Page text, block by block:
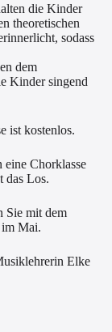
die Kinder
theoretischen
sodass
dem
Kinder singend
ist kostenlos.
Chorklasse
das Los.
Sie mit dem
im Mai.
Elke